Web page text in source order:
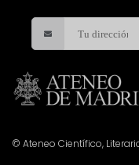
© Ateneo Científico,